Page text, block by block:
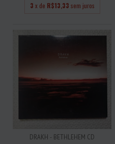
3 x de R$13,33 sem juros
DRAKH - BETHLEHEM CD